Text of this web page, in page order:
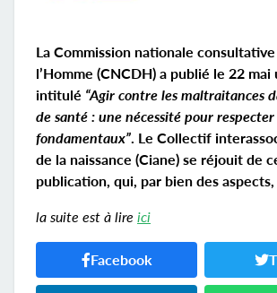
La Commission nationale
l’Homme (CNCDH) a publié le 22 mai
intitulé “Agir contre les maltraitances
de santé : une nécessité pour
fondamentaux”. Le Collectif
de la naissance (Ciane) se réjouit de
publication, qui, par bien des
la suite est à lire ici
Facebook